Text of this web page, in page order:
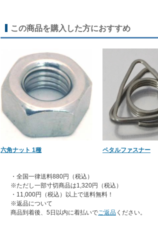
この商品を購入した方におすすめ
六角ナット 1種 ペタルファスナー
・全国一律送料880円（税込）
※ただし一部寸切商品は1,320円（税込）
・11,000円（税込）以上で送料無料！
※返品について
商品到着後、5日以内に着払いでご返品 ください。